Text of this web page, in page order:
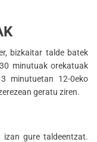
bizkaitar talde batek
minutuak orekatuak
minutuetan 12-0eko
geratu ziren.
gure taldeentzat.